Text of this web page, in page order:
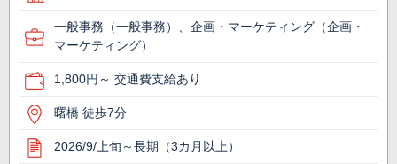
一般事務（一般事務）、企画・マーケティング（企画・
マーケティング）
1,800円～ 交通費支給あり
曙橋 徒歩7分
2026/9/上旬～長期（3カ月以上）